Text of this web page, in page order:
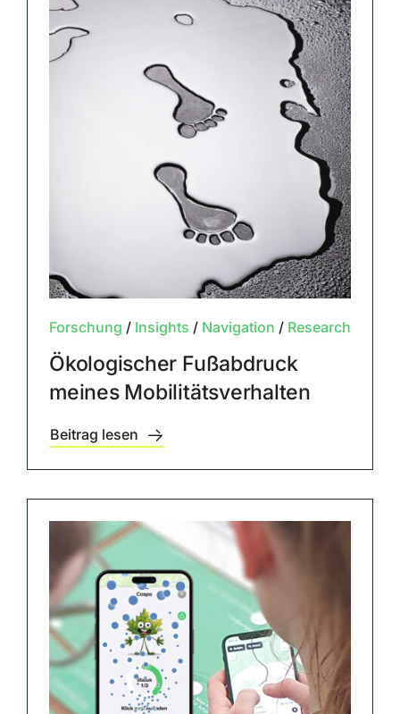
Forschung / Insights / Navigation / Research
Ökologischer Fußabdruck
meines Mobilitätsverhalten
Beitrag lesen